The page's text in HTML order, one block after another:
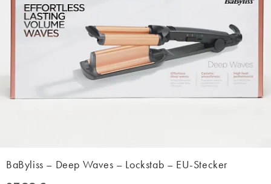
BaByliss – Deep Waves – Lockstab – EU-Stecker